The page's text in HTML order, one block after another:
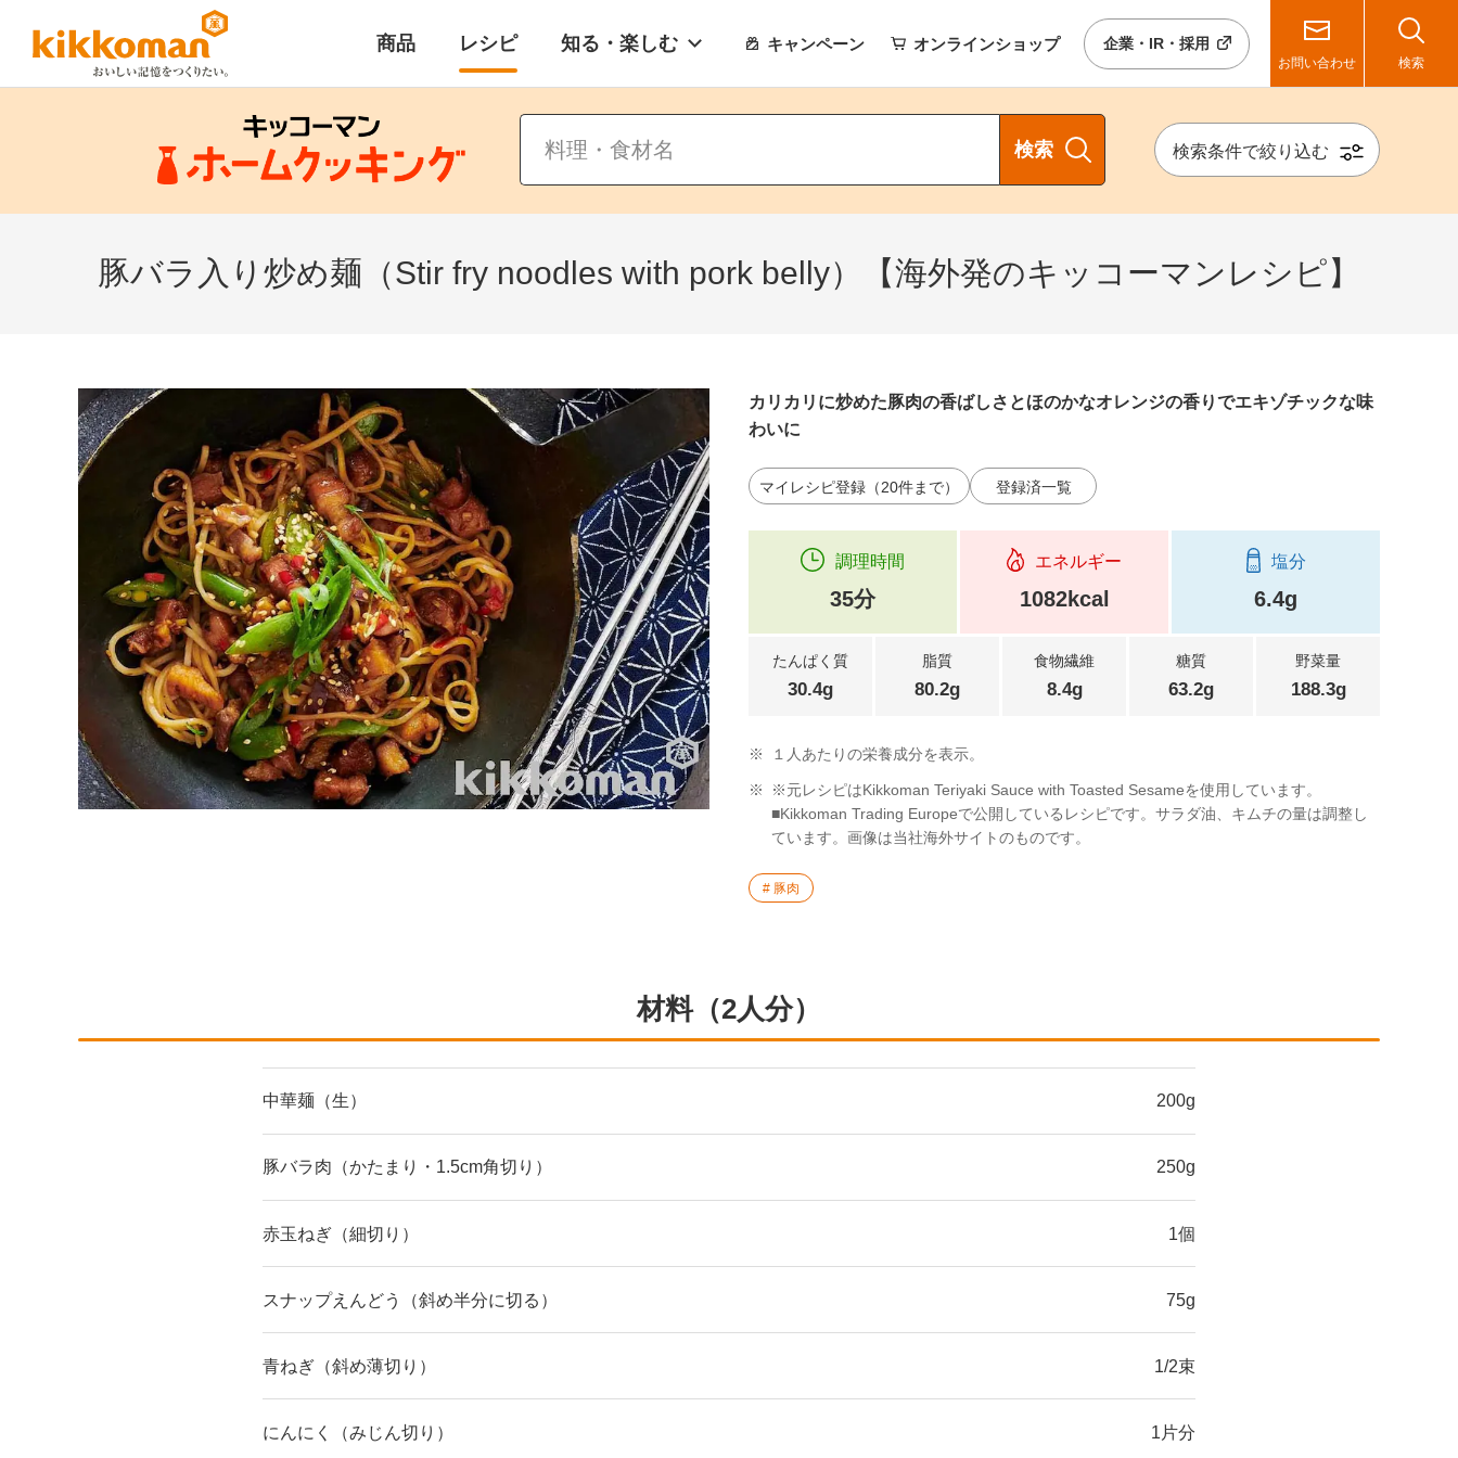
商品 レシピ 知る・楽しむ キャンペーン オンラインショップ 企業・IR・採用
お問い合わせ 検索
検索 検索条件で絞り込む
豚バラ入り炒め麺（Stir fry noodles with pork belly）【海外発のキッコーマンレシピ】
カリカリに炒めた豚肉の香ばしさとほのかなオレンジの香りでエキゾチックな味
わいに
マイレシピ登録（20件まで） 登録済一覧
調理時間
35分
エネルギー
1082kcal
塩分
6.4g
たんぱく質
30.4g
脂質
80.2g
食物繊維
8.4g
糖質
63.2g
野菜量
188.3g
※ １人あたりの栄養成分を表示。
※
※元レシピはKikkoman Teriyaki Sauce with Toasted Sesameを使用しています。
■Kikkoman Trading Europeで公開しているレシピです。サラダ油、キムチの量は調整し
ています。画像は当社海外サイトのものです。
豚肉
材料（2人分）
中華麺（生） 200g
豚バラ肉（かたまり・1.5cm角切り） 250g
赤玉ねぎ（細切り） 1個
スナップえんどう（斜め半分に切る） 75g
青ねぎ（斜め薄切り） 1/2束
にんにく（みじん切り） 1片分